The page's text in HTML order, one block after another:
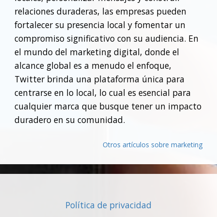
relaciones duraderas, las empresas pueden
fortalecer su presencia local y fomentar un
compromiso significativo con su audiencia. En
el mundo del marketing digital, donde el
alcance global es a menudo el enfoque,
Twitter brinda una plataforma única para
centrarse en lo local, lo cual es esencial para
cualquier marca que busque tener un impacto
duradero en su comunidad.
Otros artículos sobre marketing
Política de privacidad